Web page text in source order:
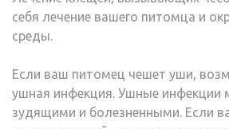
себя лечение вашего питомца и
среды.
Если ваш питомец чешет уши,
ушная инфекция. Ушные инфекции
зудящими и болезненными. Если